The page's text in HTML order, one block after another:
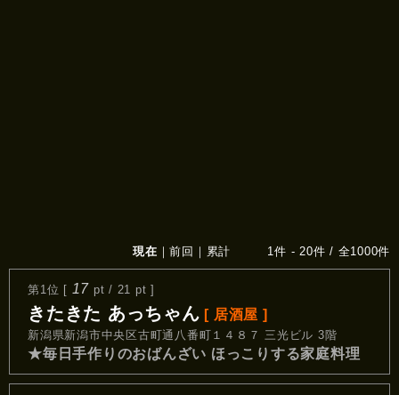
現在 ｜前回 ｜ 累計 1件 - 20件 / 全1000件
第1位 [ 17 pt / 21 pt ]
きたきた あっちゃん [ 居酒屋 ]
新潟県新潟市中央区古町通八番町１４８７ 三光ビル 3階
★毎日手作りのおばんざい ほっこりする家庭料理